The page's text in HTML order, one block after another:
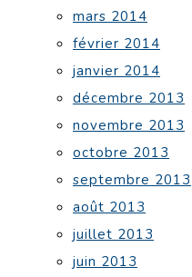
mars 2014
février 2014
janvier 2014
décembre 2013
novembre 2013
octobre 2013
septembre 2013
août 2013
juillet 2013
juin 2013